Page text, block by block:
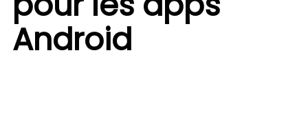
Android